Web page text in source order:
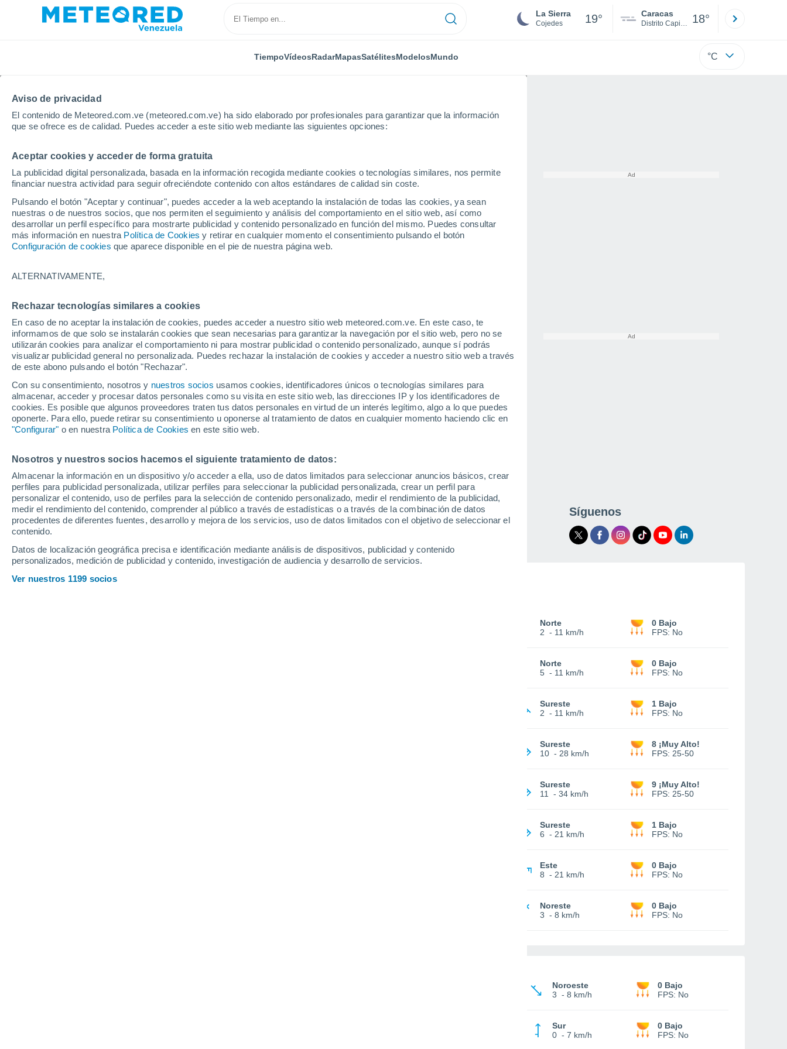
Aviso de privacidad
El contenido de Meteored.com.ve (meteored.com.ve) ha sido elaborado por profesionales para garantizar que la información
que se ofrece es de calidad. Puedes acceder a este sitio web mediante las siguientes opciones:
Aceptar cookies y acceder de forma gratuita
La publicidad digital personalizada, basada en la información recogida mediante cookies o tecnologías similares, nos permite
financiar nuestra actividad para seguir ofreciéndote contenido con altos estándares de calidad sin coste.
Pulsando el botón "Aceptar y continuar", puedes acceder a la web aceptando la instalación de todas las cookies, ya sean
nuestras o de nuestros socios, que nos permiten el seguimiento y análisis del comportamiento en el sitio web, así como
desarrollar un perfil específico para mostrarte publicidad y contenido personalizado en función del mismo. Puedes consultar
más información en nuestra Política de Cookies y retirar en cualquier momento el consentimiento pulsando el botón
Configuración de cookies que aparece disponible en el pie de nuestra página web.
ALTERNATIVAMENTE,
Rechazar tecnologías similares a cookies
En caso de no aceptar la instalación de cookies, puedes acceder a nuestro sitio web meteored.com.ve. En este caso, te
informamos de que solo se instalarán cookies que sean necesarias para garantizar la navegación por el sitio web, pero no se
utilizarán cookies para analizar el comportamiento ni para mostrar publicidad o contenido personalizado, aunque sí podrás
visualizar publicidad general no personalizada. Puedes rechazar la instalación de cookies y acceder a nuestro sitio web a través
de este abono pulsando el botón "Rechazar".
Con su consentimiento, nosotros y nuestros socios usamos cookies, identificadores únicos o tecnologías similares para
almacenar, acceder y procesar datos personales como su visita en este sitio web, las direcciones IP y los identificadores de
cookies. Es posible que algunos proveedores traten tus datos personales en virtud de un interés legítimo, algo a lo que puedes
oponerte. Para ello, puede retirar su consentimiento u oponerse al tratamiento de datos en cualquier momento haciendo clic en
"Configurar" o en nuestra Política de Cookies en este sitio web.
Nosotros y nuestros socios hacemos el siguiente tratamiento de datos:
Almacenar la información en un dispositivo y/o acceder a ella, uso de datos limitados para seleccionar anuncios básicos, crear
perfiles para publicidad personalizada, utilizar perfiles para seleccionar la publicidad personalizada, crear un perfil para
personalizar el contenido, uso de perfiles para la selección de contenido personalizado, medir el rendimiento de la publicidad,
medir el rendimiento del contenido, comprender al público a través de estadísticas o a través de la combinación de datos
procedentes de diferentes fuentes, desarrollo y mejora de los servicios, uso de datos limitados con el objetivo de seleccionar el
contenido.
Datos de localización geográfica precisa e identificación mediante análisis de dispositivos, publicidad y contenido
personalizados, medición de publicidad y contenido, investigación de audiencia y desarrollo de servicios.
Ver nuestros 1199 socios
La Sierra
Cojedes 19° Caracas
Distrito Capital 18°
TiempoVídeosRadarMapasSatélitesModelosMundo °C
Inicio Estado de Cojedes La Sierra
Tiempo en La Sierra por horas
Tiempo 1 - 7 días Por horas
Gráfica del tiempo por horas en La Sierra
SÍMBOLO TEMPERATURA
00 03 06 09 12 15 18 21 00 03 06 09 12 15 18 21 00 03 06 09 12 15 18 21 00
0.2
0.6
3.1
1.6
0.6 0.8
3.1
0.3
0.3
0.8
24°
29°
28°
23° 22° 22°
29°
25°
23°
27°
28°
24° 23°
Síguenos
La previsión del tiempo por horas en La Sierra
Norte
2 - 11 km/h
0 Bajo
FPS: No
Norte
5 - 11 km/h
0 Bajo
FPS: No
Sureste
2 - 11 km/h
1 Bajo
FPS: No
Sureste
10 - 28 km/h
8 ¡Muy Alto!
FPS: 25-50
Sureste
11
- 34 km/h
9 ¡Muy Alto!
FPS: 25-50
Sureste
6 - 21 km/h
1 Bajo
FPS: No
Este
8 - 21 km/h
0 Bajo
FPS: No
Noreste
3 - 8 km/h
0 Bajo
FPS: No
Noroeste
3 - 8 km/h
0 Bajo
FPS: No
Sur
0 - 7 km/h
0 Bajo
FPS: No